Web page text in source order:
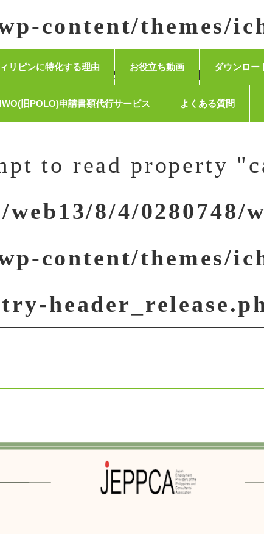
リピンに特化する理由 お役立ち動画 ダウンロー
旧POLO)申請書類代行サービス よくある質問
content/themes/
to read property
web13/8/4/0280748/
content/themes/